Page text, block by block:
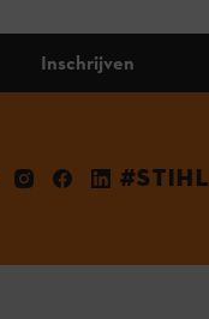
Inschrijven
#STIHL